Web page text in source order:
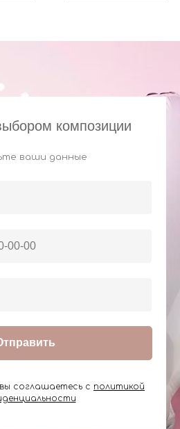
композиции
ваши данные
соглашаетесь с политикой